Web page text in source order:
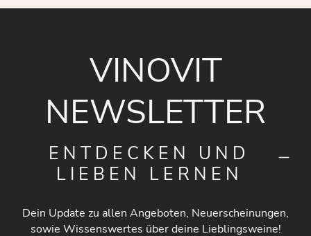
VINOVIT
NEWSLETTER
ENTDECKEN UND
LIEBEN LERNEN
Dein Update zu allen Angeboten, Neuerscheinungen,
sowie Wissenswertes über deine Lieblingsweine!